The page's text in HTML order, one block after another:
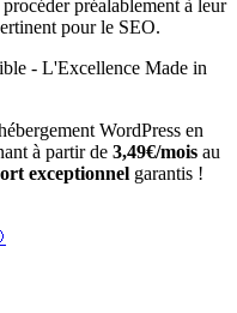
préalablement à leur
pour le SEO.
- L'Excellence Made in
WordPress en
à partir de 3,49€/mois au
exceptionnel garantis !